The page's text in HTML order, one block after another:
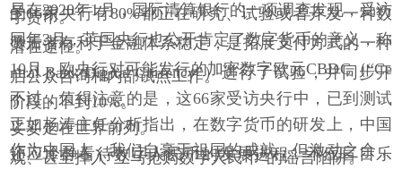
早在2020年1月，国际清算银行的一项调查发现，受访
的66家央行有80%都正在研究、试验或者开发一种数
字货币。
同年3月，英国央行也公开肯定了数字货币的意义，称
赞后者有利于金融体系稳定，是拓展支付方式的一种
潜在途径。
10月，欧央行对可能发行的加密数字欧元CBDC（“Ce
ntral Bank Digital Currency”）进行了试验，并同步开
启公众咨询和内部试点工作。
不过，值得注意的是，这66家受访央行中，已到测试
阶段的不到10%。
正如杨涛主任分析指出，在数字货币的研发上，中国
妥妥走在世界前列。
作为中国人，我们自豪于祖国的成就，但激动之余，
还应冷静看待数字人民币的发展进程，不应盲目乐
观、甚至掉入“立马抢购数字人民币”的谣言陷阱。